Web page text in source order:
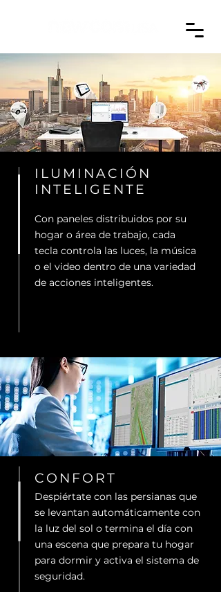
ILUMINACIÓN
INTELIGENTE
Con paneles distribuidos por su
hogar o área de trabajo, cada
tecla controla las luces, la música
o el video dentro de una variedad
de acciones inteligentes.
CONFORT
Despiértate con las persianas que
se levantan automáticamente con
la luz del sol o termina el día con
una escena que prepara tu hogar
para dormir y activa el sistema de
seguridad.